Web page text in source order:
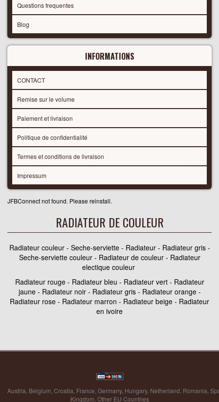
Questions frequentes
Blog
INFORMATIONS
CONTACT
Remise sur le volume
Paiement et livraison
Politique de confidentialité
Termes et conditions de livraison
Impressum
JFBConnect not found. Please reinstall.
RADIATEUR DE COULEUR
Radiateur couleur - Seche-serviette - Radiateur - Radiateur gris -
Seche-serviette couleur - Radiateur de couleur - Radiateur
electique couleur
Radiateur rouge - Radiateur bleu - Radiateur vert - Radiateur
jaune - Radiateur noir - Radiateur gris - Radiateur orange -
Radiateur rose - Radiateur marron - Radiateur beige - Radiateur
en ivoire
Austria Belgium Croatia France Germany, Hungary, Netherland Romania
Kingdom Other EU Countries